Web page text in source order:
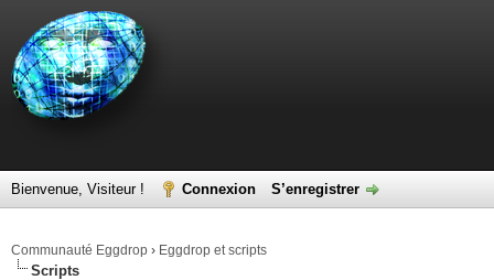
Bienvenue, Visiteur ! Connexion S’enregistrer
Communauté Eggdrop › Eggdrop et scripts
Scripts